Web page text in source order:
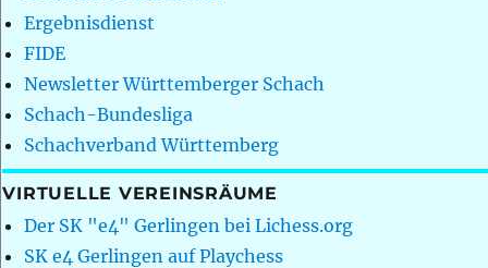
Ergebnisdienst
FIDE
Newsletter Württemberger Schach
Schach-Bundesliga
Schachverband Württemberg
VIRTUELLE VEREINSRÄUME
Der SK "e4" Gerlingen bei Lichess.org
SK e4 Gerlingen auf Playchess